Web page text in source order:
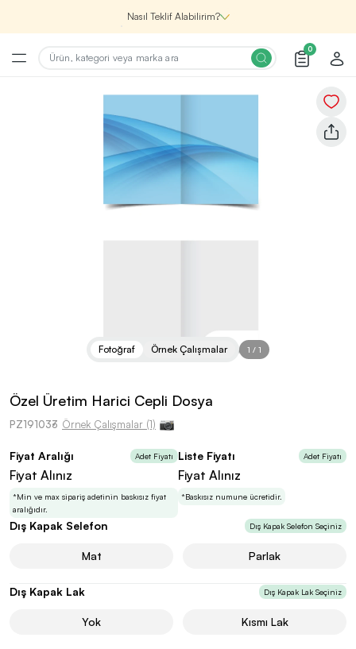
Nasıl Teklif Alabilirim?
Şirketin için İhtiyacın Olan
Promosyon Ürünlerini Bul!
Şirketin için ihtiyacın olan farklı kategorilerde
yönü ve adet gibi detayları seçerek, teklif adımına
geçmeden önce tüm tercihlerine uygun seçenekleri
En Uygun Fiyatlarla
Teklif Al!
3
Markan için hayal ettiğin ürünü, en uygun fiyatlarla
Promozone’da bulduktan sonra, uzman ekibimiz
sadece sitemiz üzerinden teklif almanı bekliyor.
0
Özel Üretim Harici Cepli Dosya
PZ191033 Örnek Çalışmalar (1)
Fotoğraf Örnek Çalışmalar 1 / 1
Fiyat Aralığı Adet Fiyatı
Fiyat Alınız
*Min ve max sipariş adetinin baskısız fiyat
aralığıdır.
Liste Fiyatı Adet Fiyatı
Fiyat Alınız
*Baskısız numune ücretidir.
Dış Kapak Selefon Dış Kapak Selefon Seçiniz
Mat Parlak
Dış Kapak Lak Dış Kapak Lak Seçiniz
Yok Kısmı Lak